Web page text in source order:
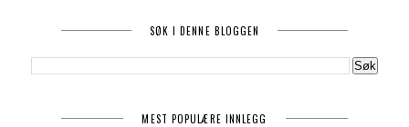
SØK I DENNE BLOGGEN
MEST POPULÆRE INNLEGG